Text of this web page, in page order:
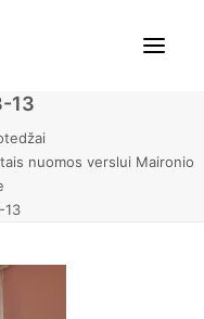
13
nuomos verslui Maironio
13